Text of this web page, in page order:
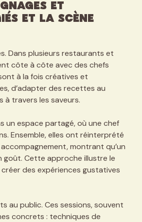
et
et la scène
Dans plusieurs restaurants et
côte à côte avec des chefs
à la fois créatives et
d’adapter des recettes au
travers les saveurs.
un espace partagé, où une chef
Ensemble, elles ont réinterprété
montrant qu’un
goût. Cette approche illustre le
des expériences gustatives
au public. Ces sessions, souvent
concrets : techniques de